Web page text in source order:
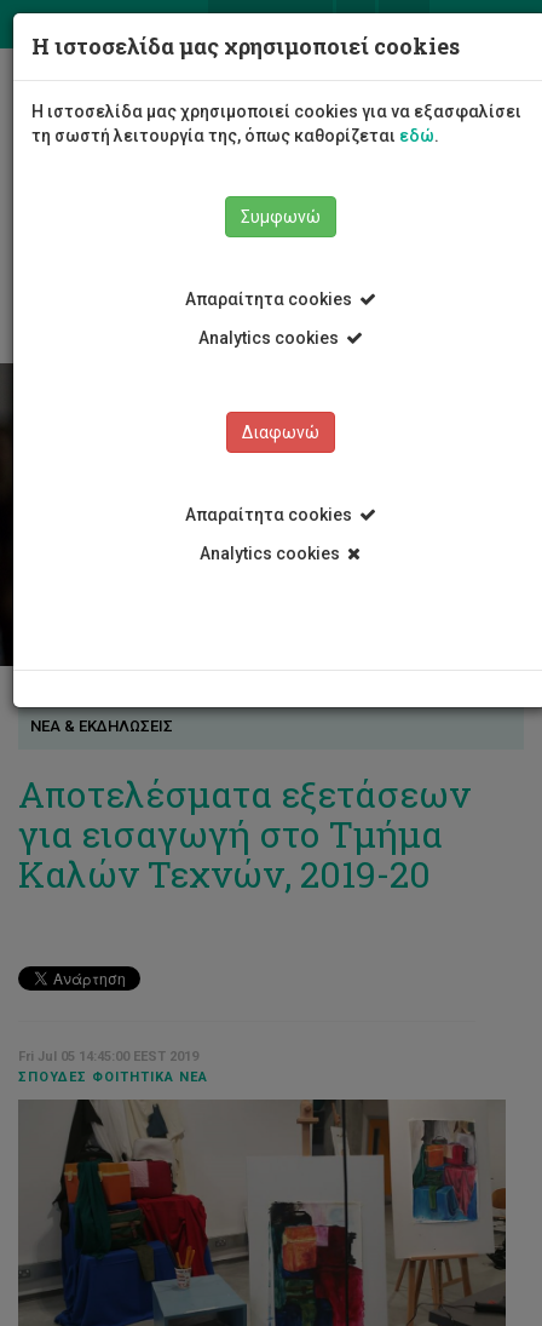
ΝΕΑ & ΕΚΔΗΛΩΣΕΙΣ
Αποτελέσματα εξετάσεων
για εισαγωγή στο Τμήμα
Καλών Τεχνών, 2019-20
Fri Jul 05 14:45:00 EEST 2019
ΣΠΟΥΔΈΣ ΦΟΙΤΗΤΙΚΆ ΝΈΑ
Η ιστοσελίδα μας χρησιμοποιεί cookies
Η ιστοσελίδα μας χρησιμοποιεί cookies για να εξασφαλίσει
τη σωστή λειτουργία της, όπως καθορίζεται εδώ.
Συμφωνώ
Απαραίτητα cookies
Analytics cookies
Διαφωνώ
Απαραίτητα cookies
Analytics cookies